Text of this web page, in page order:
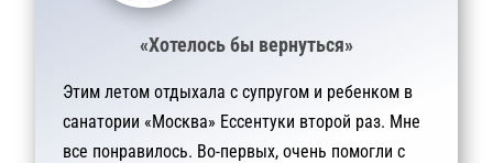
«Хотелось бы вернуться»
Этим летом отдыхала с супругом и ребенком в
санатории «Москва» Ессентуки второй раз. Мне
все понравилось. Во-первых, очень помогли с